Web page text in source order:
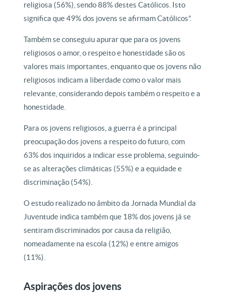
religiosa (56%), sendo 88% destes Católicos. Isto
significa que 49% dos jovens se afirmam Católicos”.
Também se conseguiu apurar que para os jovens
religiosos o amor, o respeito e honestidade são os
valores mais importantes, enquanto que os jovens não
religiosos indicam a liberdade como o valor mais
relevante, considerando depois também o respeito e a
honestidade.
Para os jovens religiosos, a guerra é a principal
preocupação dos jovens a respeito do futuro, com
63% dos inquiridos a indicar esse problema, seguindo-
se as alterações climáticas (55%) e a equidade e
discriminação (54%).
O estudo realizado no âmbito da Jornada Mundial da
Juventude indica também que 18% dos jovens já se
sentiram discriminados por causa da religião,
nomeadamente na escola (12%) e entre amigos
(11%).
Aspirações dos jovens